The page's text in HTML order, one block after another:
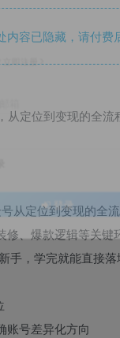
容已隐藏，请付费
从定位到变现的全
修、爆款逻辑等关键
手，学完就能直接落
账号差异化方向
登录